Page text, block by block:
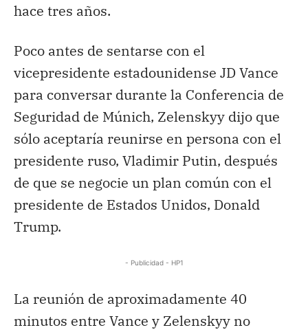
hace tres años.
Poco antes de sentarse con el
vicepresidente estadounidense JD Vance
para conversar durante la Conferencia de
Seguridad de Múnich, Zelenskyy dijo que
sólo aceptaría reunirse en persona con el
presidente ruso, Vladimir Putin, después
de que se negocie un plan común con el
presidente de Estados Unidos, Donald
Trump.
- Publicidad - HP1
La reunión de aproximadamente 40
minutos entre Vance y Zelenskyy no